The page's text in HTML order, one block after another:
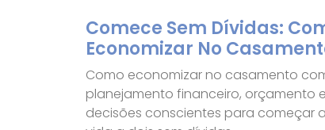
Comece Sem Dívidas:
Economizar No
Como economizar no casamento
planejamento financeiro, orçamento e
decisões conscientes para começar a